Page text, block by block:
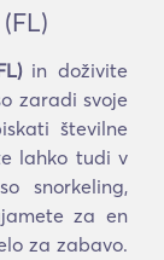
in doživite
zaradi svoje
številne
lahko tudi v
snorkeling,
za en
za zabavo.